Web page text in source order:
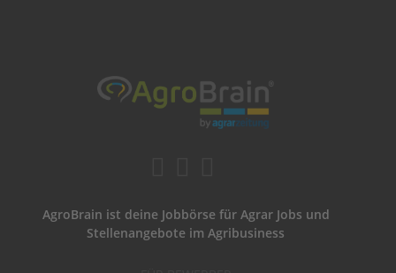
AgroBrain ist deine Jobbörse für Agrar Jobs und
Stellenangebote im Agribusiness